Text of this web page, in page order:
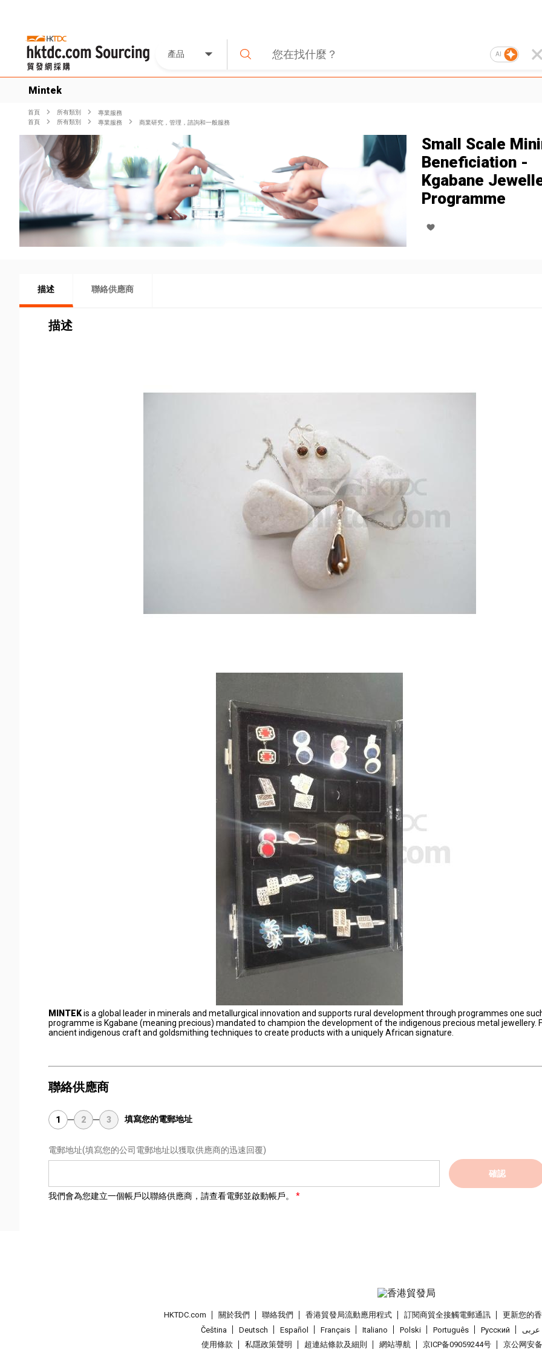
產品 AI
Mintek
首頁 所有類別
專業服務
首頁
所有類別 專業服務 商業研究，管理，諮詢和一般服務
Small Scale
Beneficiation -
Kgabane
Programme
描述 聯絡供應商
描述
MINTEKis a global leader in minerals and metallurgical innovation and supports rural development through programmes one
programme is Kgabane (meaning precious) mandated to champion the development of the indigenous precious metal jewellery.
ancient indigenous craft and goldsmithing techniques to create products with a uniquely African signature.
聯絡供應商
1 2 3 填寫您的電郵地址
電郵地址(填寫您的公司電郵地址以獲取供應商的迅速回覆)
確認
我們會為您建立一個帳戶以聯絡供應商，請查看電郵並啟動帳戶。
HKTDC.com 關於我們 聯絡我們 香港貿發局流動應用程式 訂閱商貿全接觸電郵通訊 更新您的
Čeština
Deutsch Español Français Italiano Polski Português Pусский عربى
使用條款
私隱政策聲明 超連結條款及細則 網站導航 京ICP备09059244号 京公网安